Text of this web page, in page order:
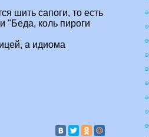
шить сапоги, то есть
"Беда, коль пироги
а идиома